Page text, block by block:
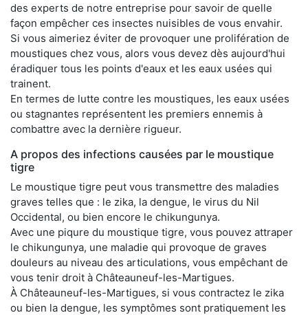
des experts de notre entreprise pour savoir de quelle
façon empêcher ces insectes nuisibles de vous envahir.
Si vous aimeriez éviter de provoquer une prolifération de
moustiques chez vous, alors vous devez dès aujourd'hui
éradiquer tous les points d'eaux et les eaux usées qui
trainent.
En termes de lutte contre les moustiques, les eaux usées
ou stagnantes représentent les premiers ennemis à
combattre avec la dernière rigueur.
A propos des infections causées par le moustique
tigre
Le moustique tigre peut vous transmettre des maladies
graves telles que : le zika, la dengue, le virus du Nil
Occidental, ou bien encore le chikungunya.
Avec une piqure du moustique tigre, vous pouvez attraper
le chikungunya, une maladie qui provoque de graves
douleurs au niveau des articulations, vous empêchant de
vous tenir droit à Châteauneuf-les-Martigues.
À Châteauneuf-les-Martigues, si vous contractez le zika
ou bien la dengue, les symptômes sont pratiquement les